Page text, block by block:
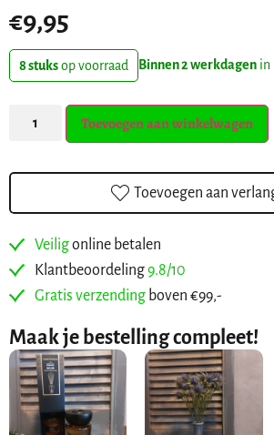
€9,95
8 stuksop voorraad Binnen 2 werkdagen in
Toevoegen aan winkelwagen
Toevoegen aan
Veiligonline betalen
Klantbeoordeling9.8/10
Gratis verzendingboven €99,-
Maak je bestelling compleet!